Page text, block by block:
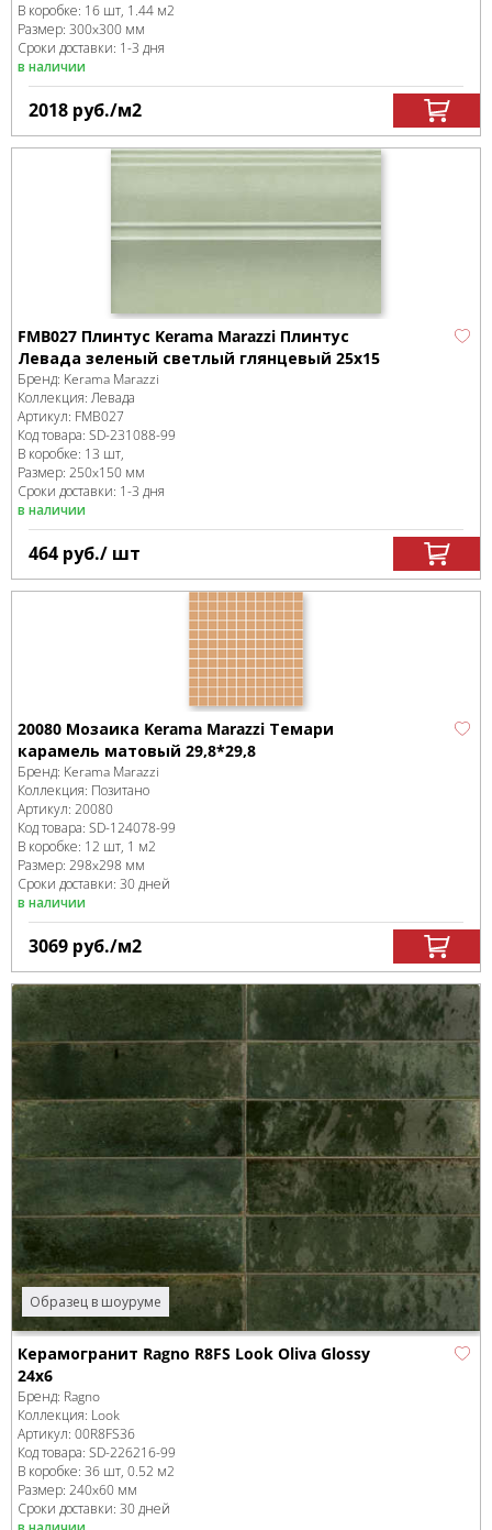
В коробке: 16 шт, 1.44 м2
Размер: 300x300 мм
Сроки доставки: 1-3 дня
в наличии
2018 руб./м2
FMB027 Плинтус Kerama Marazzi Плинтус
Левада зеленый светлый глянцевый 25х15
Бренд: Kerama Marazzi
Коллекция:Левада
Артикул: FMB027
Код товара: SD-231088-99
В коробке: 13 шт,
Размер: 250x150 мм
Сроки доставки: 1-3 дня
в наличии
464 руб./ шт
20080 Мозаика Kerama Marazzi Темари
карамель матовый 29,8*29,8
Бренд: Kerama Marazzi
Коллекция: Позитано
Артикул: 20080
Код товара: SD-124078-99
В коробке: 12 шт, 1 м2
Размер: 298x298 мм
Сроки доставки: 30 дней
в наличии
3069 руб./м2
Образец в шоуруме
Керамогранит Ragno R8FS Look Oliva Glossy
24x6
Бренд: Ragno
Коллекция: Look
Артикул: 00R8FS36
Код товара: SD-226216-99
В коробке: 36 шт, 0.52 м2
Размер: 240x60 мм
Сроки доставки: 30 дней